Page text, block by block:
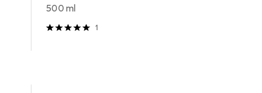
500 ml
1